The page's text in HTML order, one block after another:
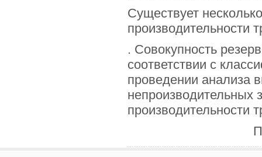
Существует
производительности
. Совокупность
соответствии с
проведении анализа
непроизводительных
производительности